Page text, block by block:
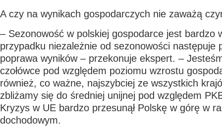
A czy na wynikach gospodarczych nie zaważą
– Sezonowość w polskiej gospodarce jest bardzo
przypadku niezależnie od sezonowości następuje
poprawa wyników – przekonuje ekspert. –
czołówce pod względem poziomu wzrostu
również, co ważne, najszybciej ze wszystkich
zbliżamy się do średniej unijnej pod względem
Kryzys w UE bardzo przesunął Polskę w górę w
dochodowym.